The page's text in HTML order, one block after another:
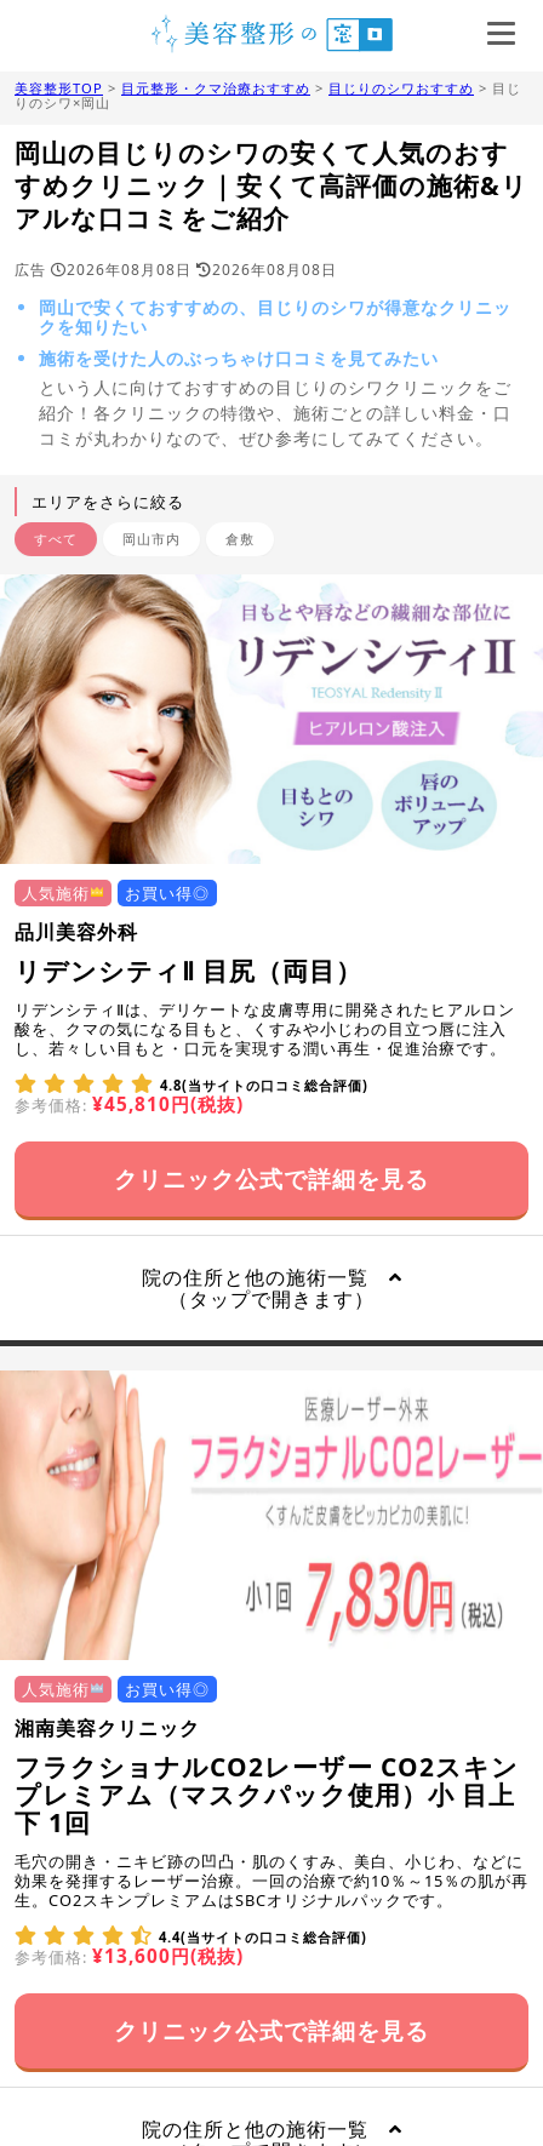
美容整形TOP > 目元整形・クマ治療おすすめ > 目じりのシワおすすめ > 目じ
りのシワ×岡山
岡山の目じりのシワの安くて人気のおす
すめクリニック｜安くて高評価の施術&リ
アルな口コミをご紹介
広告 2026年08月08日 2026年08月08日
岡山で安くておすすめの、目じりのシワが得意なクリニッ
クを知りたい
施術を受けた人のぶっちゃけ口コミを見てみたい
という人に向けておすすめの目じりのシワクリニックをご
紹介！各クリニックの特徴や、施術ごとの詳しい料金・口
コミが丸わかりなので、ぜひ参考にしてみてください。
エリアをさらに絞る
すべて 岡山市内 倉敷
人気施術 お買い得◎
品川美容外科
リデンシティⅡ 目尻（両目）
リデンシティⅡは、デリケートな皮膚専用に開発されたヒアルロン
酸を、クマの気になる目もと、くすみや小じわの目立つ唇に注入
し、若々しい目もと・口元を実現する潤い再生・促進治療です。
4.8(当サイトの口コミ総合評価)
参考価格: ¥45,810円(税抜)
クリニック公式で詳細を見る
院の住所と他の施術一覧
（タップで開きます）
人気施術 お買い得◎
湘南美容クリニック
フラクショナルCO2レーザー CO2スキン
プレミアム（マスクパック使用）小 目上
下 1回
毛穴の開き・ニキビ跡の凹凸・肌のくすみ、美白、小じわ、などに
効果を発揮するレーザー治療。一回の治療で約10％～15％の肌が再
生。CO2スキンプレミアムはSBCオリジナルパックです。
4.4(当サイトの口コミ総合評価)
参考価格: ¥13,600円(税抜)
クリニック公式で詳細を見る
院の住所と他の施術一覧